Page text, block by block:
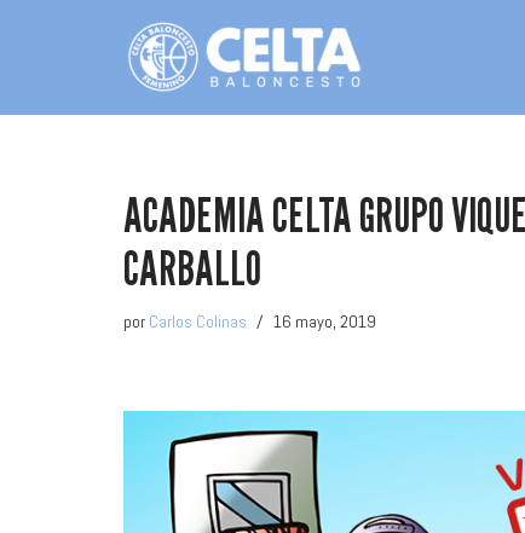
ACADEMIA CELTA GRUPO
CARBALLO
por Carlos Colinas 16 mayo, 2019